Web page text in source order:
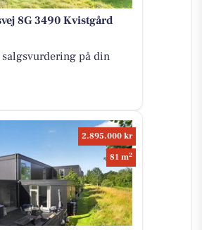
8G 3490 Kvistgård
salgsvurdering på din
2.895.000 kr
81 m2